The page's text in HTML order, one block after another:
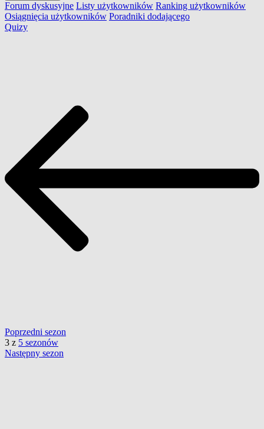
Forum dyskusyjne Listy użytkowników Ranking użytkowników
Osiągnięcia użytkowników Poradniki dodającego
Quizy
Poprzedni sezon
3 z 5 sezonów
Następny sezon